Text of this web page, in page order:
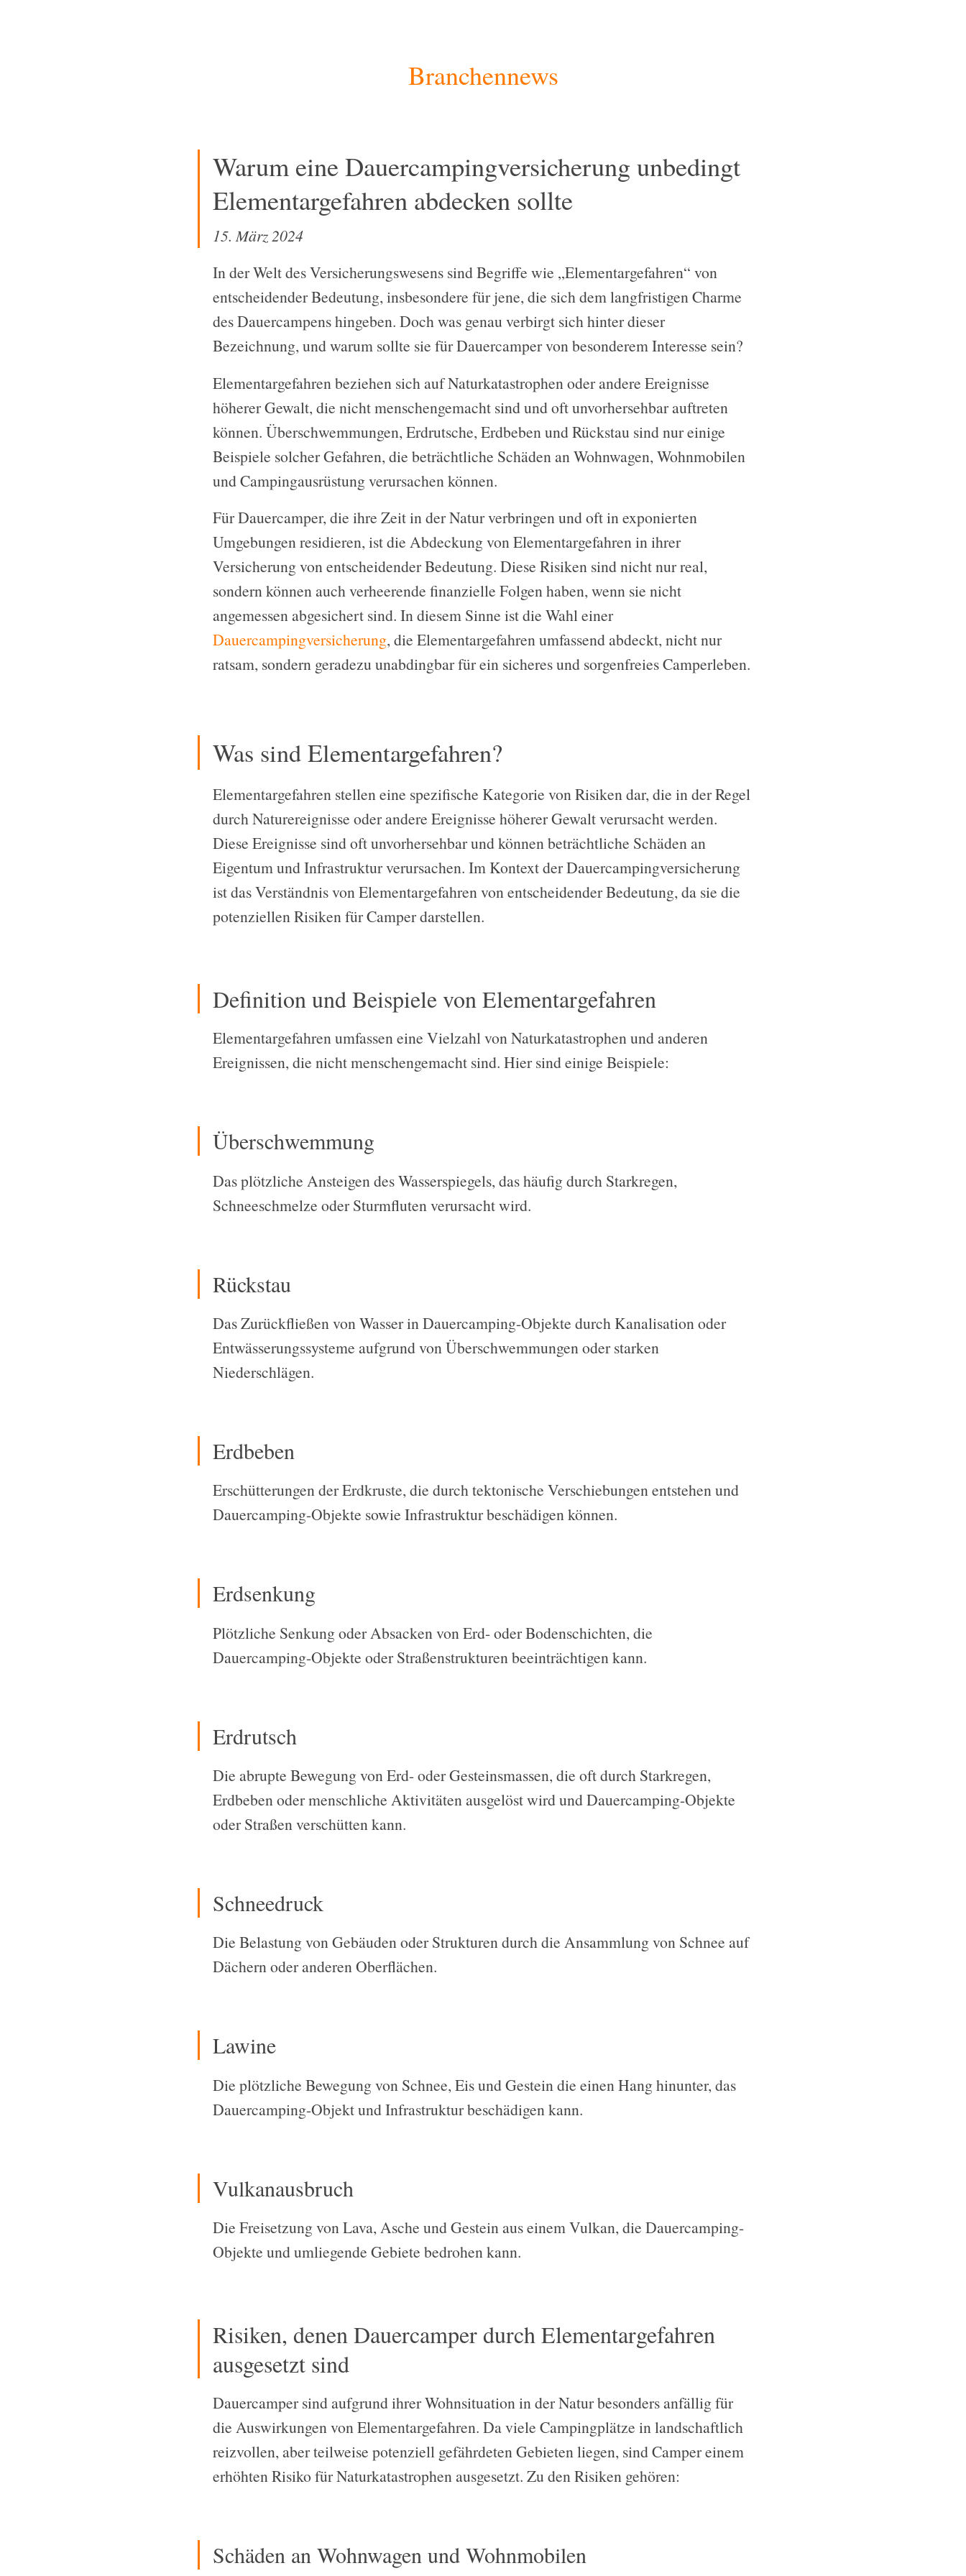
Branchennews
Warum eine Dauercampingversicherung unbedingt
Elementargefahren abdecken sollte
15. März 2024
In der Welt des Versicherungswesens sind Begriffe wie „Elementargefahren“ von
entscheidender Bedeutung, insbesondere für jene, die sich dem langfristigen Charme
des Dauercampens hingeben. Doch was genau verbirgt sich hinter dieser
Bezeichnung, und warum sollte sie für Dauercamper von besonderem Interesse sein?
Elementargefahren beziehen sich auf Naturkatastrophen oder andere Ereignisse
höherer Gewalt, die nicht menschengemacht sind und oft unvorhersehbar auftreten
können. Überschwemmungen, Erdrutsche, Erdbeben und Rückstau sind nur einige
Beispiele solcher Gefahren, die beträchtliche Schäden an Wohnwagen, Wohnmobilen
und Campingausrüstung verursachen können.
Für Dauercamper, die ihre Zeit in der Natur verbringen und oft in exponierten
Umgebungen residieren, ist die Abdeckung von Elementargefahren in ihrer
Versicherung von entscheidender Bedeutung. Diese Risiken sind nicht nur real,
sondern können auch verheerende finanzielle Folgen haben, wenn sie nicht
angemessen abgesichert sind. In diesem Sinne ist die Wahl einer
Dauercampingversicherung, die Elementargefahren umfassend abdeckt, nicht nur
ratsam, sondern geradezu unabdingbar für ein sicheres und sorgenfreies Camperleben.
Was sind Elementargefahren?
Elementargefahren stellen eine spezifische Kategorie von Risiken dar, die in der Regel
durch Naturereignisse oder andere Ereignisse höherer Gewalt verursacht werden.
Diese Ereignisse sind oft unvorhersehbar und können beträchtliche Schäden an
Eigentum und Infrastruktur verursachen. Im Kontext der Dauercampingversicherung
ist das Verständnis von Elementargefahren von entscheidender Bedeutung, da sie die
potenziellen Risiken für Camper darstellen.
Definition und Beispiele von Elementargefahren
Elementargefahren umfassen eine Vielzahl von Naturkatastrophen und anderen
Ereignissen, die nicht menschengemacht sind. Hier sind einige Beispiele:
Überschwemmung
Das plötzliche Ansteigen des Wasserspiegels, das häufig durch Starkregen,
Schneeschmelze oder Sturmfluten verursacht wird.
Rückstau
Das Zurückfließen von Wasser in Dauercamping-Objekte durch Kanalisation oder
Entwässerungssysteme aufgrund von Überschwemmungen oder starken
Niederschlägen.
Erdbeben
Erschütterungen der Erdkruste, die durch tektonische Verschiebungen entstehen und
Dauercamping-Objekte sowie Infrastruktur beschädigen können.
Erdsenkung
Plötzliche Senkung oder Absacken von Erd- oder Bodenschichten, die
Dauercamping-Objekte oder Straßenstrukturen beeinträchtigen kann.
Erdrutsch
Die abrupte Bewegung von Erd- oder Gesteinsmassen, die oft durch Starkregen,
Erdbeben oder menschliche Aktivitäten ausgelöst wird und Dauercamping-Objekte
oder Straßen verschütten kann.
Schneedruck
Die Belastung von Gebäuden oder Strukturen durch die Ansammlung von Schnee auf
Dächern oder anderen Oberflächen.
Lawine
Die plötzliche Bewegung von Schnee, Eis und Gestein die einen Hang hinunter, das
Dauercamping-Objekt und Infrastruktur beschädigen kann.
Vulkanausbruch
Die Freisetzung von Lava, Asche und Gestein aus einem Vulkan, die Dauercamping-
Objekte und umliegende Gebiete bedrohen kann.
Risiken, denen Dauercamper durch Elementargefahren
ausgesetzt sind
Dauercamper sind aufgrund ihrer Wohnsituation in der Natur besonders anfällig für
die Auswirkungen von Elementargefahren. Da viele Campingplätze in landschaftlich
reizvollen, aber teilweise potenziell gefährdeten Gebieten liegen, sind Camper einem
erhöhten Risiko für Naturkatastrophen ausgesetzt. Zu den Risiken gehören:
Schäden an Wohnwagen und Wohnmobilen